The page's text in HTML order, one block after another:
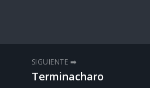
SIGUIENTE ➡️
Terminacharo